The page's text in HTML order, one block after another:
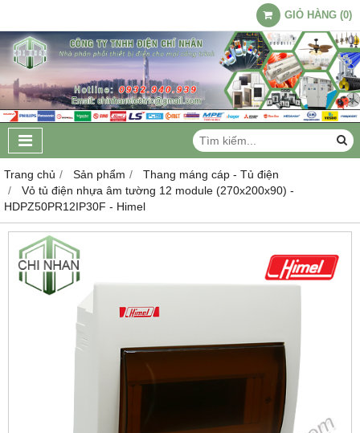
GIỎ HÀNG (0)
Trang chủ Sản phẩm
Thang máng cáp - Tủ điện
Vỏ tủ điện nhựa âm tường 12 module (270x200x90) -
HDPZ50PR12IP30F - Himel